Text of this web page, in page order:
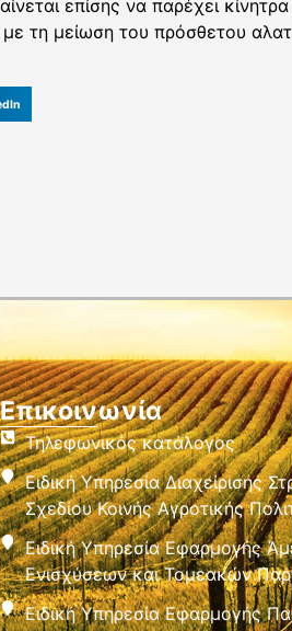
επίσης να παρέχει
τη μείωση του πρόσθετου
Επικοινωνία
Τηλεφωνικός κατάλογος
Ειδική Υπηρεσία Διαχείρισης
Σχεδίου Κοινής Αγροτικής
Ειδική Υπηρεσία Εφαρμογής
Ενισχύσεων και Τομεακών
Ειδική Υπηρεσία Εφαρμογής